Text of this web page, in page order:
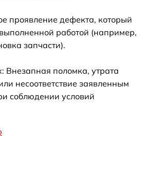
проявление дефекта, который
работой (например,
запчасти).
Внезапная поломка, утрата
несоответствие заявленным
соблюдении условий